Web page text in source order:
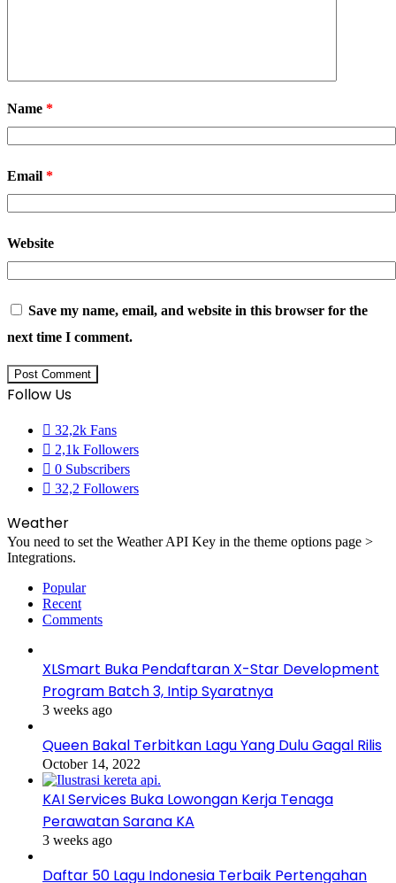
Name *
Email *
Website
Save my name, email, and website in this browser for the
next time I comment.
Follow Us
32,2k Fans
2,1k Followers
0 Subscribers
32,2 Followers
Weather
You need to set the Weather API Key in the theme options page >
Integrations.
Popular
Recent
Comments
XLSmart Buka Pendaftaran X-Star Development
Program Batch 3, Intip Syaratnya
3 weeks ago
Queen Bakal Terbitkan Lagu Yang Dulu Gagal Rilis
October 14, 2022
KAI Services Buka Lowongan Kerja Tenaga
Perawatan Sarana KA
3 weeks ago
Daftar 50 Lagu Indonesia Terbaik Pertengahan